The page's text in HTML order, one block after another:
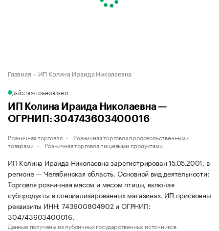
Главная ИП Колина Ираида Николаевна
ДЕЙСТВУЕТОБНОВЛЕНО
ИП Колина Ираида Николаевна —
ОГРНИП: 304743603400016
Розничная торговля
Розничная торговля продовольственными
товарами
Розничная торговля пищевыми продуктами
ИП Колина Ираида Николаевна зарегистрирован 15.05.2001, в
регионе — Челябинская область. Основной вид деятельности:
Торговля розничная мясом и мясом птицы, включая
субпродукты в специализированных магазинах. ИП присвоены
реквизиты ИНН: 743600804902 и ОГРНИП:
304743603400016.
Данные получены из публичных государственных источников.